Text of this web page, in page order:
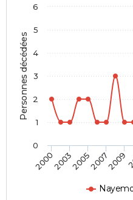
Personnes décédées
20002003200520072009
0
1
2
3
4
5
6